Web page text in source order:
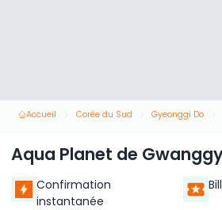
Accueil Corée du Sud Gyeonggi Do
Aqua Planet de
Confirmation
instantanée